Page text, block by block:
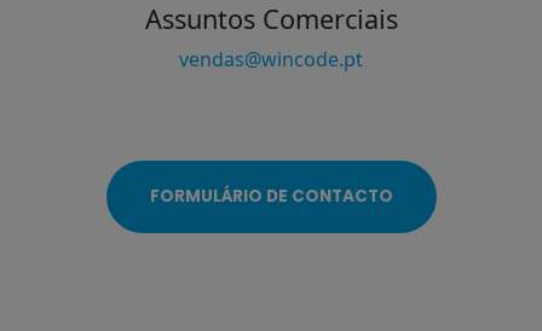
Assuntos Comerciais
vendas@wincode.pt
FORMULÁRIO DE CONTACTO